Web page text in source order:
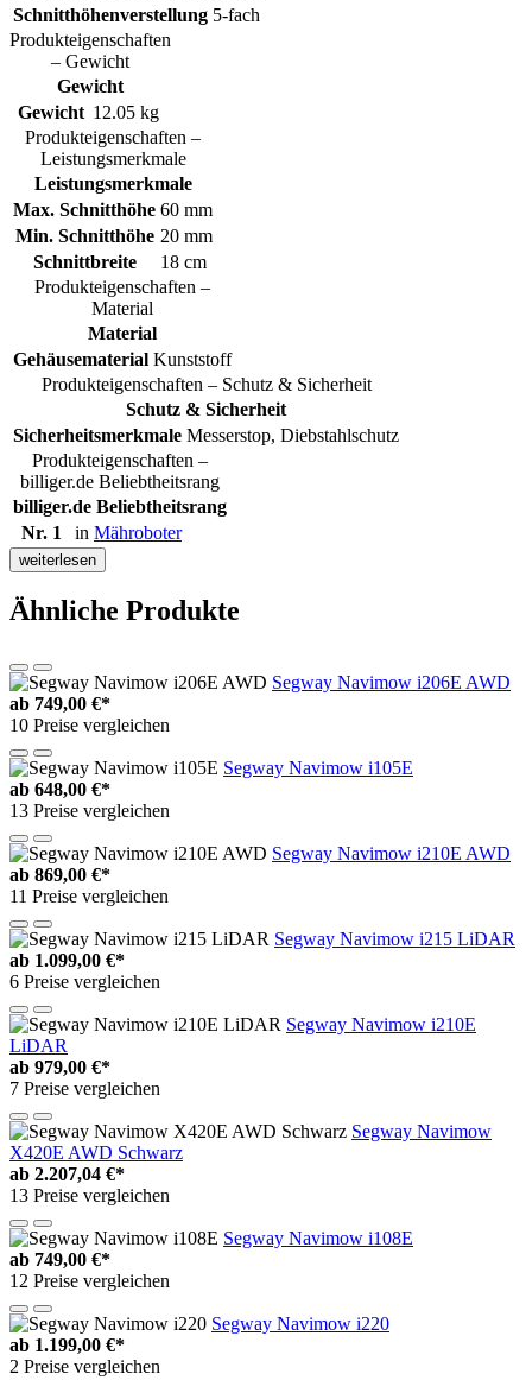
Schnitthöhenverstellung 5-fach
Produkteigenschaften
– Gewicht
Gewicht
Gewicht 12.05 kg
Produkteigenschaften –
Leistungsmerkmale
Leistungsmerkmale
Max. Schnitthöhe 60 mm
Min. Schnitthöhe 20 mm
Schnittbreite
18 cm
Produkteigenschaften –
Material
Material
Gehäusematerial Kunststoff
Produkteigenschaften – Schutz & Sicherheit
Schutz & Sicherheit
Sicherheitsmerkmale Messerstop, Diebstahlschutz
Produkteigenschaften –
billiger.de Beliebtheitsrang
billiger.de Beliebtheitsrang
Nr. 1
in Mähroboter
weiterlesen
Ähnliche Produkte
Segway Navimow i206E AWD
ab 749,00 €*
10 Preise vergleichen
Segway Navimow i105E
ab 648,00 €*
13 Preise vergleichen
Segway Navimow i210E AWD
ab 869,00 €*
11 Preise vergleichen
Segway Navimow i215 LiDAR
ab 1.099,00 €*
6 Preise vergleichen
Segway Navimow i210E
LiDAR
ab 979,00 €*
7 Preise vergleichen
Segway Navimow
X420E AWD Schwarz
ab 2.207,04 €*
13 Preise vergleichen
Segway Navimow i108E
ab 749,00 €*
12 Preise vergleichen
Segway Navimow i220
ab 1.199,00 €*
2 Preise vergleichen